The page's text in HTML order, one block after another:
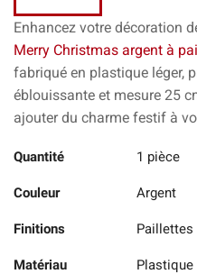
Enhancez votre décoration
Merry Christmas argent à
fabriqué en plastique léger,
éblouissante et mesure 25
ajouter du charme festif à
Quantité 1 pièce
Couleur Argent
Finitions Paillettes
Matériau Plastique